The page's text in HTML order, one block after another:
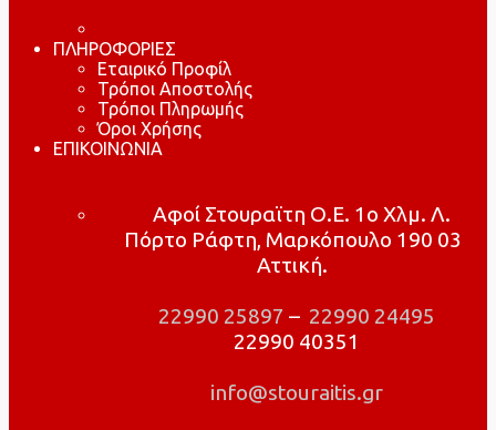
ΠΛΗΡΟΦΟΡΙΕΣ
Εταιρικό Προφίλ
Τρόποι Αποστολής
Τρόποι Πληρωμής
Όροι Χρήσης
ΕΠΙΚΟΙΝΩΝΙΑ
Αφοί Στουραϊτη Ο.Ε. 1ο Χλμ. Λ.
Πόρτο Ράφτη, Μαρκόπουλο 190 03
Αττική.
22990 25897 – 22990 24495
22990 40351
info@stouraitis.gr